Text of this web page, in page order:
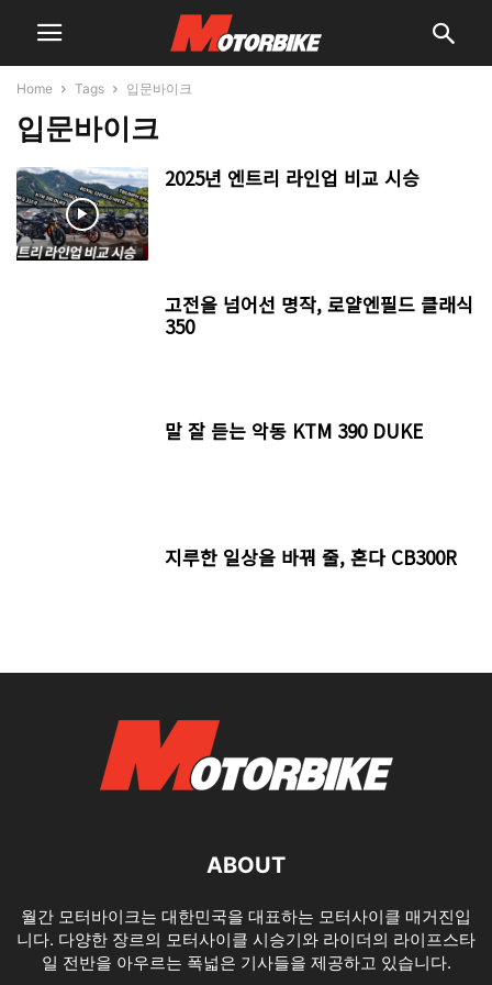
Home Tags 입문바이크
입문바이크
2025년 엔트리 라인업 비교 시승
고전을 넘어선 명작, 로얄엔필드 클래식
350
말 잘 듣는 악동 KTM 390 DUKE
지루한 일상을 바꿔 줄, 혼다 CB300R
ABOUT
월간 모터바이크는 대한민국을 대표하는 모터사이클 매거진입
니다. 다양한 장르의 모터사이클 시승기와 라이더의 라이프스타
일 전반을 아우르는 폭넓은 기사들을 제공하고 있습니다.